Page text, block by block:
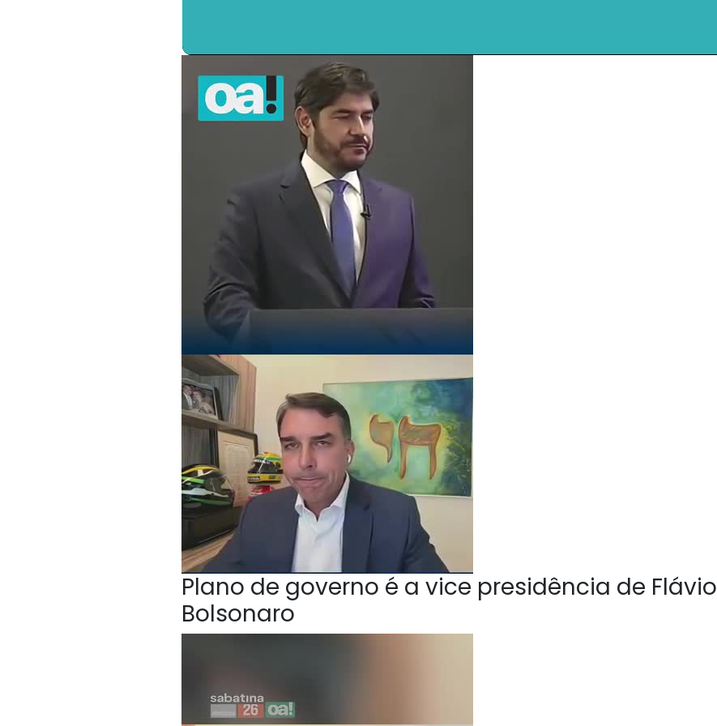
Plano de governo é a vice presidência de Flávio
Bolsonaro